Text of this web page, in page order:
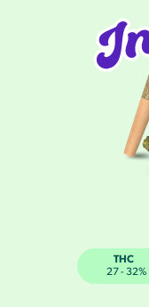
THC
27 - 32%